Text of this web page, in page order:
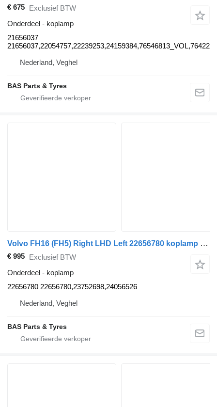
€ 675 Exclusief BTW
Onderdeel - koplamp
21656037
Nederland, Veghel
BAS Parts & Tyres
Volvo FH16 (FH5) Right LHD Left 22656780 koplamp voor Volvo FH16 (FH5) vrachtwagen
€ 995 Exclusief BTW
Onderdeel - koplamp
22656780 22656780,23752698,24056526
Nederland, Veghel
BAS Parts & Tyres